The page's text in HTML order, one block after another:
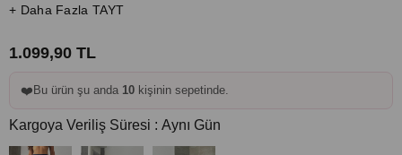
+ Daha Fazla TAYT
1.099,90 TL
❤️ Bu ürün şu anda 10 kişinin sepetinde.
Kargoya Veriliş Süresi : Aynı Gün